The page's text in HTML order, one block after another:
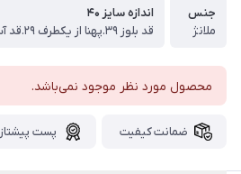
جنس
ملانژ
اندازه سایز ۴۰
محصول مورد نظر موجود نمی‌باشد.
ضمانت کیفیت پست پیشتاز